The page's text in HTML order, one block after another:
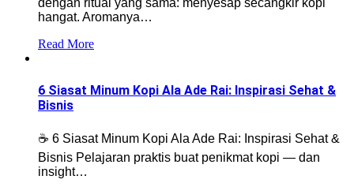
dengan ritual yang sama: menyesap secangkir kopi
hangat. Aromanya…
Read More
6 Siasat Minum Kopi Ala Ade Rai: Inspirasi Sehat &
Bisnis
☕ 6 Siasat Minum Kopi Ala Ade Rai: Inspirasi Sehat &
Bisnis Pelajaran praktis buat penikmat kopi — dan
insight…